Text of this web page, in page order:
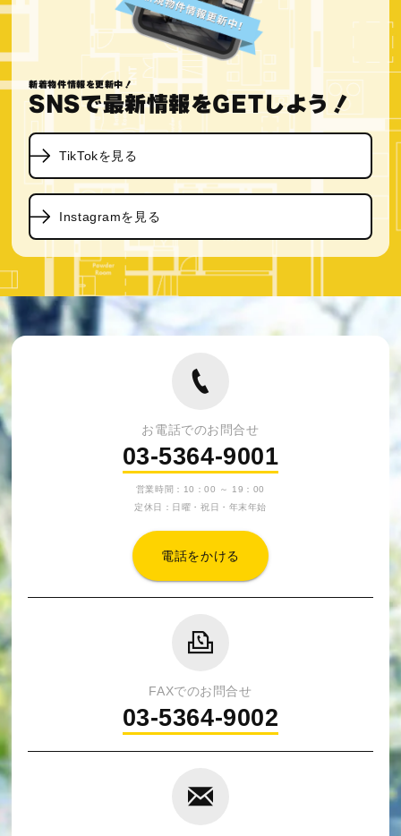
新着物件情報を更新中！
SNSで最新情報をGETしよう！
TikTokを見る
Instagramを見る
お電話でのお問合せ
03-5364-9001
営業時間：10：00 ～ 19：00
定休日：日曜・祝日・年末年始
電話をかける
FAXでのお問合せ
03-5364-9002